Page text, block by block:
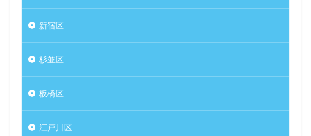
新宿区
杉並区
板橋区
江戸川区